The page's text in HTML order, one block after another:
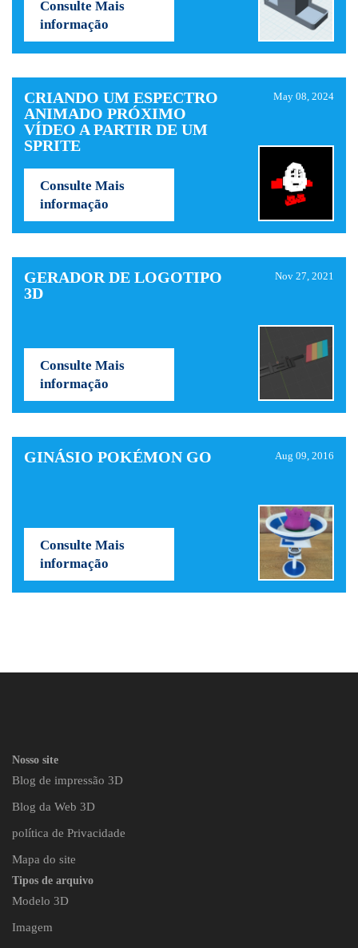
Consulte Mais
informação
CRIANDO UM ESPECTRO
ANIMADO PRÓXIMO
VÍDEO A PARTIR DE UM
SPRITE
May 08, 2024
Consulte Mais
informação
GERADOR DE LOGOTIPO
3D
Nov 27, 2021
Consulte Mais
informação
GINÁSIO POKÉMON GO Aug 09, 2016
Consulte Mais
informação
Nosso site
Blog de impressão 3D
Blog da Web 3D
política de Privacidade
Mapa do site
Tipos de arquivo
Modelo 3D
Imagem